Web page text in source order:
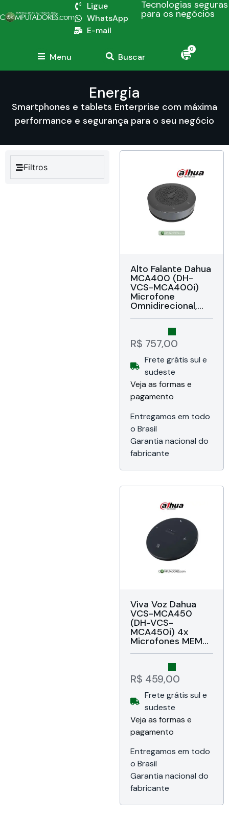
Ligue
WhatsApp
E-mail
Tecnologias seguras
para os negócios
Menu Buscar
0
Energia
Smartphones e tablets Enterprise com máxima
performance e segurança para o seu negócio
Filtros
Alto Falante Dahua
MCA400 (DH-
VCS-MCA400i)
Microfone
Omnidirecional,
Captação de áudio
Frequência do
Viva-voz 150 Hz ~
16kHz,
Cancelamento de
Eco, Redução de
Ruídos, Cabo USB
Tipo-C, Conexão
Cor Cinza,
Compatível com
as principais
plataformas de
conferência online,
meses da Dahua
R$ 757,00
Frete grátis sul e
sudeste
Veja as formas e
pagamento
Entregamos em todo
o Brasil
Garantia nacional do
fabricante
Viva Voz Dahua
VCS-MCA450
(DH-VCS-
MCA450i) 4x
Microfones MEMS
até 5 metros em
360°, Frequência
do Viva-voz 90Hz
~ 16kHz,
Cancelamento de
Eco, Redução de
Ruídos, Conexão
USB Tipo-C,
Bluetooth, Near
Field
Communication
(NFC), Cor Cinza,
Compatível com
plataformas de
R$ 459,00
Frete grátis sul e
sudeste
Veja as formas e
pagamento
Entregamos em todo
o Brasil
Garantia nacional do
fabricante